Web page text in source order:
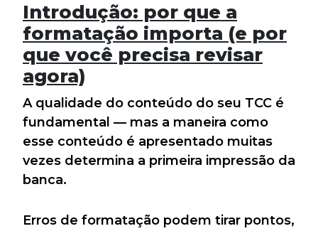
Introdução: por que a
formatação importa (e por
que você precisa revisar
agora)
A qualidade do conteúdo do seu TCC é
fundamental — mas a maneira como
esse conteúdo é apresentado muitas
vezes determina a primeira impressão da
banca.
Erros de formatação podem tirar pontos,